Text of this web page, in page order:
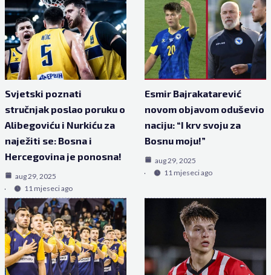
Svjetski poznati
stručnjak poslao poruku o
Alibegoviću i Nurkiću za
naježiti se: Bosna i
Hercegovina je ponosna!
aug 29, 2025
11 mjeseci ago
Esmir Bajrakatarević
novom objavom oduševio
naciju: “I krv svoju za
Bosnu moju!”
aug 29, 2025
11 mjeseci ago